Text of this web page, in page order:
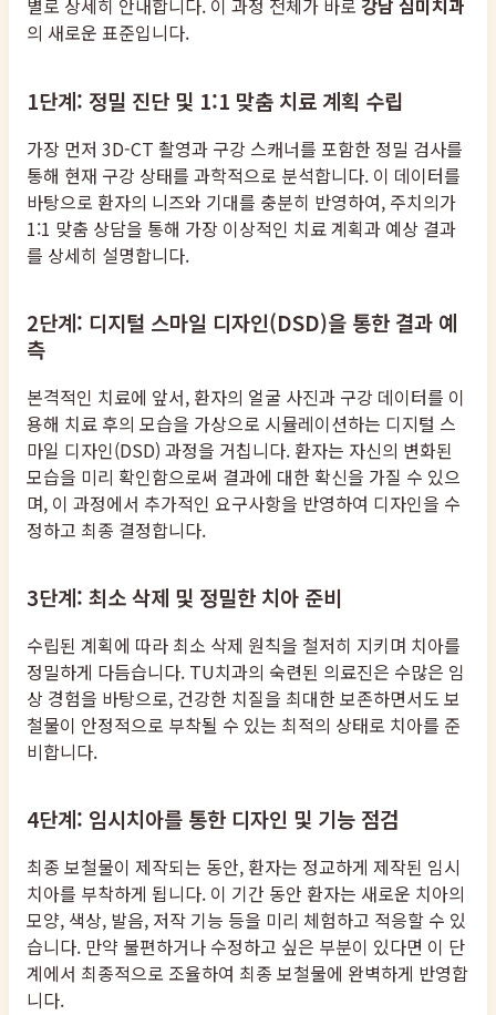
별로 상세히 안내합니다. 이 과정 전체가 바로 강남 심미치과
의 새로운 표준입니다.
1단계: 정밀 진단 및 1:1 맞춤 치료 계획 수립
가장 먼저 3D-CT 촬영과 구강 스캐너를 포함한 정밀 검사를
통해 현재 구강 상태를 과학적으로 분석합니다. 이 데이터를
바탕으로 환자의 니즈와 기대를 충분히 반영하여, 주치의가
1:1 맞춤 상담을 통해 가장 이상적인 치료 계획과 예상 결과
를 상세히 설명합니다.
2단계: 디지털 스마일 디자인(DSD)을 통한 결과 예
측
본격적인 치료에 앞서, 환자의 얼굴 사진과 구강 데이터를 이
용해 치료 후의 모습을 가상으로 시뮬레이션하는 디지털 스
마일 디자인(DSD) 과정을 거칩니다. 환자는 자신의 변화된
모습을 미리 확인함으로써 결과에 대한 확신을 가질 수 있으
며, 이 과정에서 추가적인 요구사항을 반영하여 디자인을 수
정하고 최종 결정합니다.
3단계: 최소 삭제 및 정밀한 치아 준비
수립된 계획에 따라 최소 삭제 원칙을 철저히 지키며 치아를
정밀하게 다듬습니다. TU치과의 숙련된 의료진은 수많은 임
상 경험을 바탕으로, 건강한 치질을 최대한 보존하면서도 보
철물이 안정적으로 부착될 수 있는 최적의 상태로 치아를 준
비합니다.
4단계: 임시치아를 통한 디자인 및 기능 점검
최종 보철물이 제작되는 동안, 환자는 정교하게 제작된 임시
치아를 부착하게 됩니다. 이 기간 동안 환자는 새로운 치아의
모양, 색상, 발음, 저작 기능 등을 미리 체험하고 적응할 수 있
습니다. 만약 불편하거나 수정하고 싶은 부분이 있다면 이 단
계에서 최종적으로 조율하여 최종 보철물에 완벽하게 반영합
니다.